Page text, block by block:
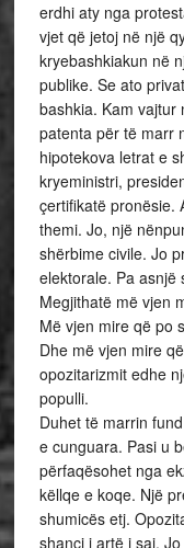
erdhi aty nga
vjet që jetoj në një
kryebashkiakun në
publike. Se ato
bashkia. Kam vajtur
patenta për të marr
hipotekova letrat e
kryeministri,
çertifikatë pronësie.
themi. Jo, një
shërbime civile. Jo
elektorale. Pa asnjë
Megjithatë më vjen
Më vjen mire që po
Dhe më vjen mire
opozitarizmit edhe
populli.
Duhet të marrin
e cunguara. Pasi u
përfaqësohet nga
këllqe e koqe. Një
shumicës etj.
shanci i artë i saj.